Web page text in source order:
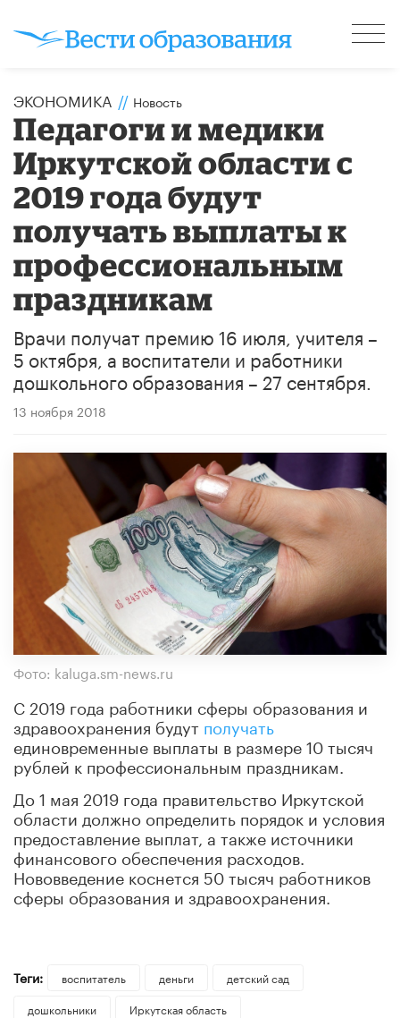
ЭКОНОМИКА // Новость
Педагоги и медики
Иркутской области с
2019 года будут
получать выплаты к
профессиональным
праздникам
Врачи получат премию 16 июля, учителя –
5 октября, а воспитатели и работники
дошкольного образования – 27 сентября.
13 ноября 2018
Фото: kaluga.sm-news.ru
С 2019 года работники сферы образования и
здравоохранения будут получать
единовременные выплаты в размере 10 тысяч
рублей к профессиональным праздникам.
До 1 мая 2019 года правительство Иркутской
области должно определить порядок и условия
предоставление выплат, а также источники
финансового обеспечения расходов.
Нововведение коснется 50 тысяч работников
сферы образования и здравоохранения.
Теги: воспитатель деньги
детский сад
дошкольники
Иркутская область